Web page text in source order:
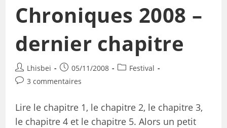
Chroniques 2008 –
dernier chapitre
Lhisbei 05/11/2008
Festival
3 commentaires
Lire le chapitre 1, le chapitre 2, le chapitre 3,
le chapitre 4 et le chapitre 5. Alors un petit